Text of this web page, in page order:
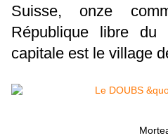
Suisse, onze
République libre du
capitale est le village